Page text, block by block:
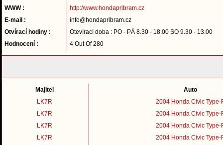
WWW :
http://www.hondapribram.cz
E-mail :
info@hondapribram.cz
Otvírací hodiny :
Otevírací doba : PO - PÁ 8.30 - 18.00 SO 9.30 - 13.00
Hodnocení :
4 Out Of 280
Majitel
Auto
LK7R
2004 Honda Civic Type-
LK7R
2004 Honda Civic Type-
LK7R
2004 Honda Civic Type-
LK7R
2004 Honda Civic Type-